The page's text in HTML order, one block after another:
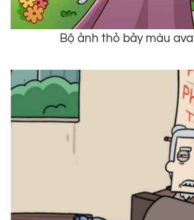
Bộ ảnh thỏ bảy màu